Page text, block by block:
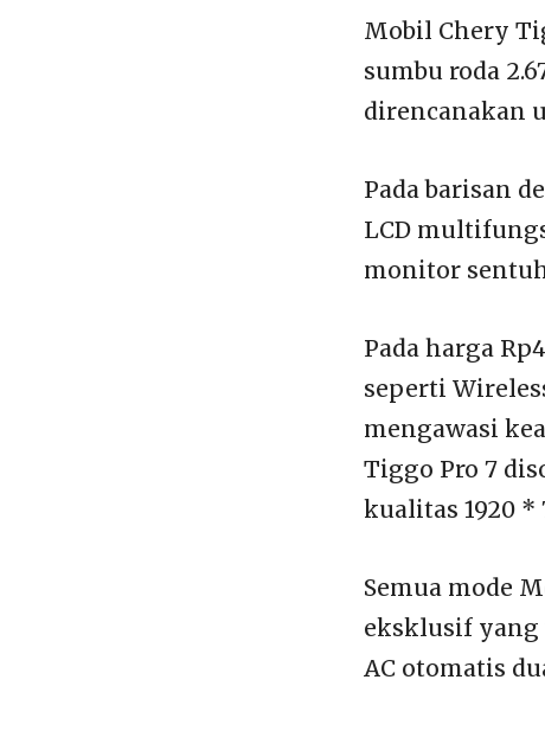
Mobil Chery
sumbu roda
direncanakan
Pada barisan
LCD
monitor
Pada harga
seperti
mengawasi
Tiggo Pro 7
kualitas 1920 *
Semua mode
eksklusif
AC otomatis